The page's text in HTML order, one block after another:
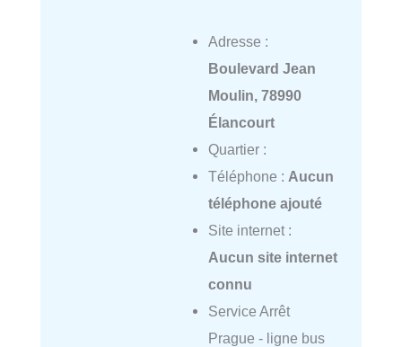
Adresse :
Boulevard Jean
Moulin, 78990
Élancourt
Quartier :
Téléphone : Aucun
téléphone ajouté
Site internet :
Aucun site internet
connu
Service Arrêt
Prague - ligne bus